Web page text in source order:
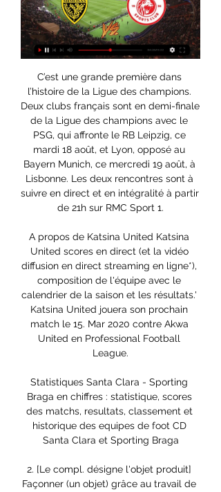
C’est une grande première dans
l’histoire de la Ligue des champions.
Deux clubs français sont en demi-finale
de la Ligue des champions avec le
PSG, qui affronte le RB Leipzig, ce
mardi 18 août, et Lyon, opposé au
Bayern Munich, ce mercredi 19 août, à
Lisbonne. Les deux rencontres sont à
suivre en direct et en intégralité à partir
de 21h sur RMC Sport 1.
A propos de Katsina United Katsina
United scores en direct (et la vidéo
diffusion en direct streaming en ligne*),
composition de l'équipe avec le
calendrier de la saison et les résultats.'
Katsina United jouera son prochain
match le 15. Mar 2020 contre Akwa
United en Professional Football
League.
Statistiques Santa Clara - Sporting
Braga en chiffres : statistique, scores
des matchs, resultats, classement et
historique des equipes de foot CD
Santa Clara et Sporting Braga
2. [Le compl. désigne l'objet produit]
Façonner (un objet) grâce au travail de